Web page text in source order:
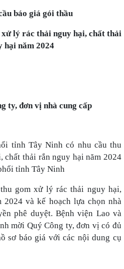
báo giá gói thầu
lý rác thải nguy hại, chất thải
hại năm 2024
ty, đơn vị nhà cung cấp
tỉnh Tây Ninh có nhu cầu thu
chất thải rắn nguy hại năm 2024
tỉnh Tây Ninh
thu gom xử lý rác thải nguy hại,
2024và kế hoạch lựa chọn nhà
phê duyệt. Bệnh viện Lao và
mời Quý Công ty, đơn vị có đủ
sơ báo giá với các nội dung cụ